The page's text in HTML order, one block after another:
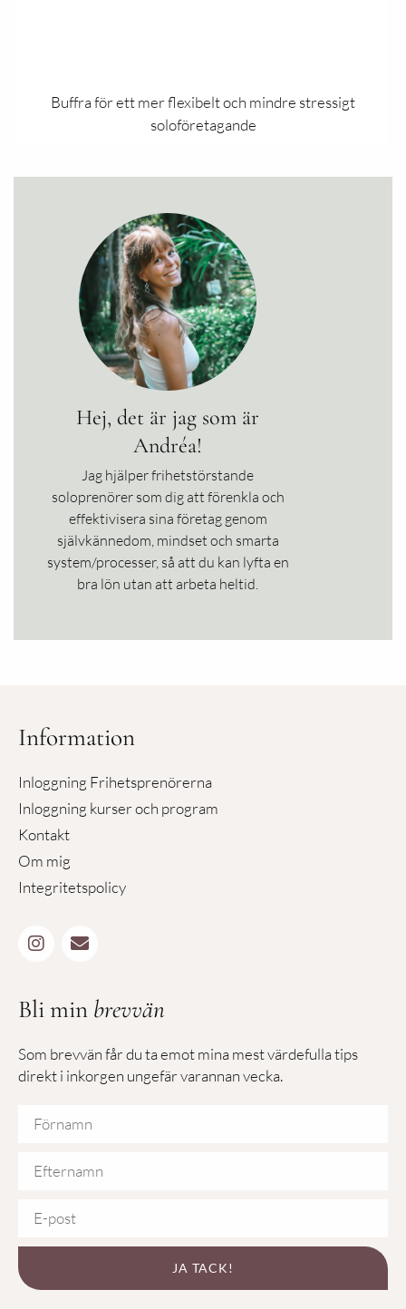
Buffra för ett mer flexibelt och mindre stressigt
soloföretagande
Hej, det är jag som är
Andréa!
Jag hjälper frihetstörstande
soloprenörer som dig att förenkla och
effektivisera sina företag genom
självkännedom, mindset och smarta
system/processer, så att du kan lyfta en
bra lön utan att arbeta heltid.
Information
Inloggning Frihetsprenörerna
Inloggning kurser och program
Kontakt
Om mig
Integritetspolicy
Bli min brevvän
Som brevvän får du ta emot mina mest värdefulla tips
direkt i inkorgen ungefär varannan vecka.
JA TACK!